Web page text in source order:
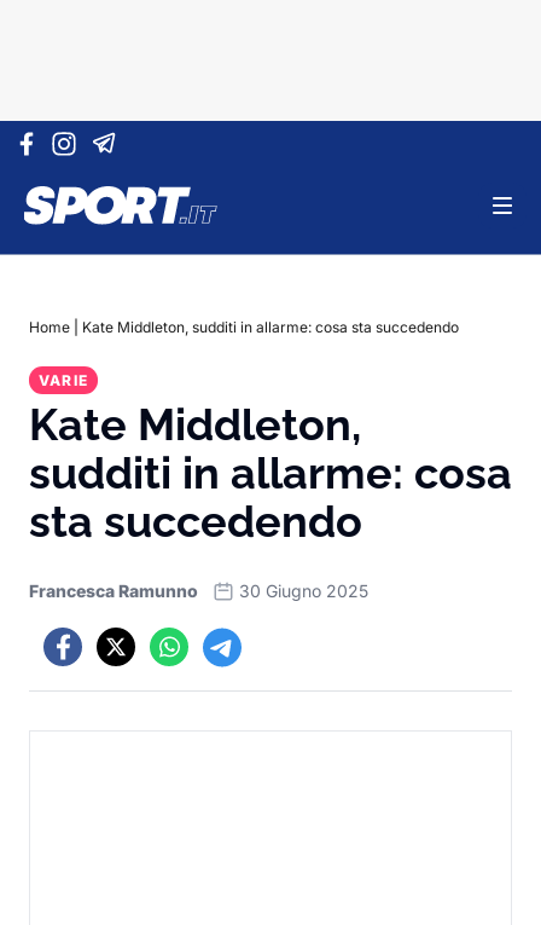
Vai al contenuto
Home Kate Middleton, sudditi in allarme: cosa sta succedendo
VARIE
Kate Middleton,
sudditi in allarme: cosa
sta succedendo
Francesca Ramunno 30 Giugno 2025